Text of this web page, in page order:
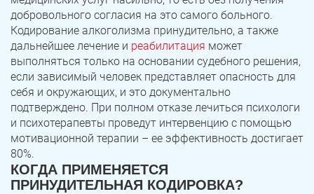
добровольного согласия на это самого больного.
Кодирование алкоголизма принудительно, а также
дальнейшее лечение и реабилитация может
выполняться только на основании судебного решения,
если зависимый человек представляет опасность для
себя и окружающих, и это документально
подтверждено. При полном отказе лечиться психологи
и психотерапевты проведут интервенцию с помощью
мотивационной терапии – ее эффективность достигает
80%.
КОГДА ПРИМЕНЯЕТСЯ
ПРИНУДИТЕЛЬНАЯ КОДИРОВКА?